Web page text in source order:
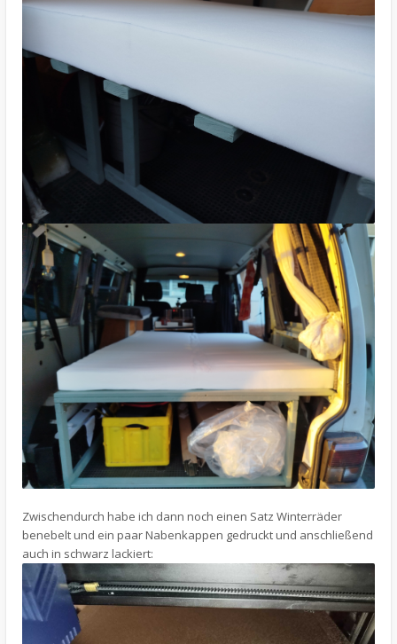
Zwischendurch habe ich dann noch einen Satz Winterräder
benebelt und ein paar Nabenkappen gedruckt und anschließend
auch in schwarz lackiert: